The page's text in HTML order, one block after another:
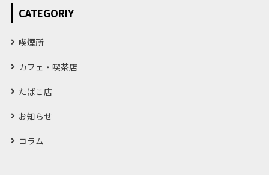
CATEGORIY
喫煙所
カフェ・喫茶店
たばこ店
お知らせ
コラム